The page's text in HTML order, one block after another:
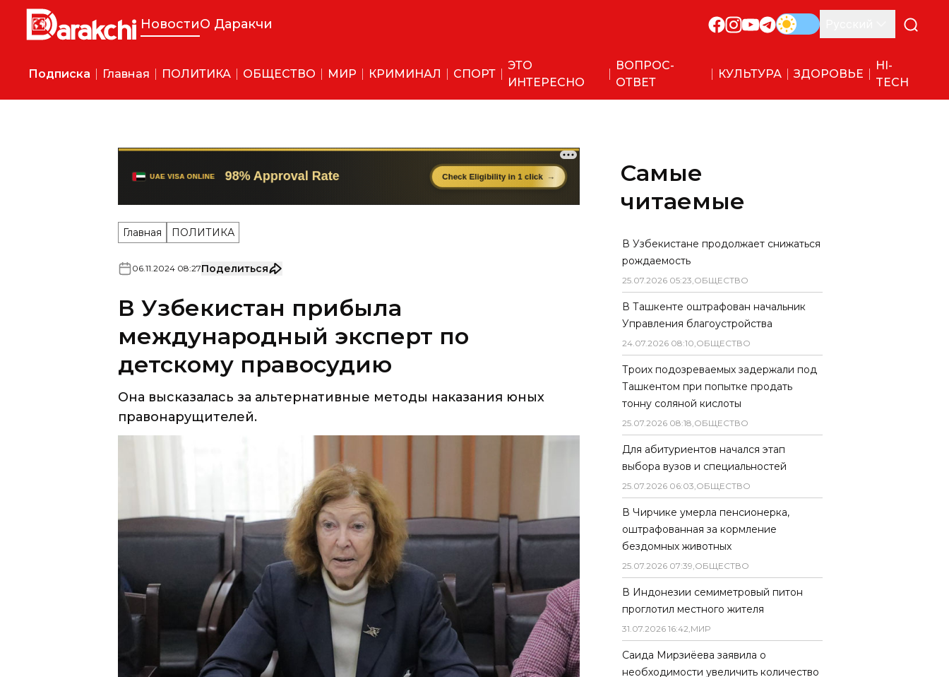
НовостиО Даракчи
Подписка Главная ПОЛИТИКА ОБЩЕСТВО МИР КРИМИНАЛ СПОРТ
ЭТО
ИНТЕРЕСНО
ВОПРОС-
ОТВЕТ
КУЛЬТУРА ЗДОРОВЬЕ
HI-
TECH
Главная ПОЛИТИКА
06 11 2024 08:27Поделиться
В Узбекистан прибыла
международный эксперт по
детскому правосудию
Она высказалась за альтернативные методы наказания юных
правонарущителей.
Самые
читаемые
В Узбекистане продолжает снижаться
рождаемость
25.07.2026 05:23,ОБЩЕСТВО
В Ташкенте оштрафован начальник
Управления благоустройства
24.07.2026 08:10,ОБЩЕСТВО
Троих подозреваемых задержали под
Ташкентом при попытке продать
тонну соляной кислоты
25.07.2026 08:18,ОБЩЕСТВО
Для абитуриентов начался этап
выбора вузов и специальностей
25.07.2026 06:03,ОБЩЕСТВО
В Чирчике умерла пенсионерка,
оштрафованная за кормление
бездомных животных
25.07.2026 07:39,ОБЩЕСТВО
В Индонезии семиметровый питон
проглотил местного жителя
31.07.2026 16:42,МИР
Саида Мирзиёева заявила о
необходимости увеличить количество